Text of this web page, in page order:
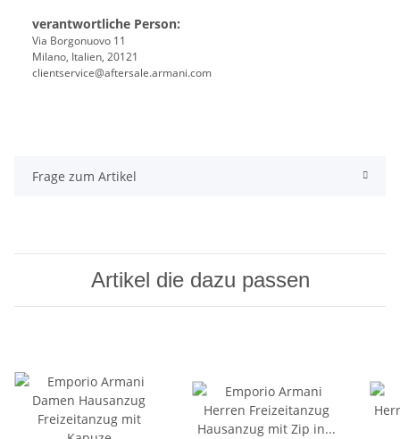
verantwortliche Person:
Via Borgonuovo 11
Milano, Italien, 20121
clientservice@aftersale.armani.com
Frage zum Artikel
Artikel die dazu passen